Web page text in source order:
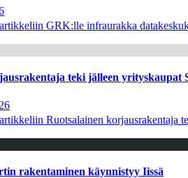
artikkeliin GRK:lle infraurakka
teki jälleen yrityskaupat
artikkeliin Ruotsalainen korjausrakentaja
rakentaminen käynnistyy Iissä